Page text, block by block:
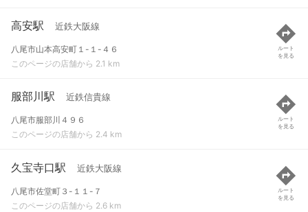
高安駅 近鉄大阪線
八尾市山本高安町１-１-４６
このページの店舗から 2.1 km
ルート
を見る
服部川駅 近鉄信貴線
八尾市服部川４９６
このページの店舗から 2.4 km
ルート
を見る
久宝寺口駅 近鉄大阪線
八尾市佐堂町３-１１-７
このページの店舗から 2.6 km
ルート
を見る